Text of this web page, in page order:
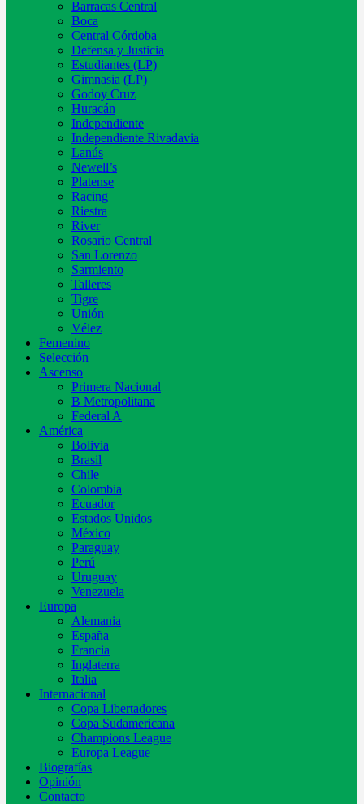
Barracas Central
Boca
Central Córdoba
Defensa y Justicia
Estudiantes (LP)
Gimnasia (LP)
Godoy Cruz
Huracán
Independiente
Independiente Rivadavia
Lanús
Newell’s
Platense
Racing
Riestra
River
Rosario Central
San Lorenzo
Sarmiento
Talleres
Tigre
Unión
Vélez
Femenino
Selección
Ascenso
Primera Nacional
B Metropolitana
Federal A
América
Bolivia
Brasil
Chile
Colombia
Ecuador
Estados Unidos
México
Paraguay
Perú
Uruguay
Venezuela
Europa
Alemania
España
Francia
Inglaterra
Italia
Internacional
Copa Libertadores
Copa Sudamericana
Champions League
Europa League
Biografías
Opinión
Contacto